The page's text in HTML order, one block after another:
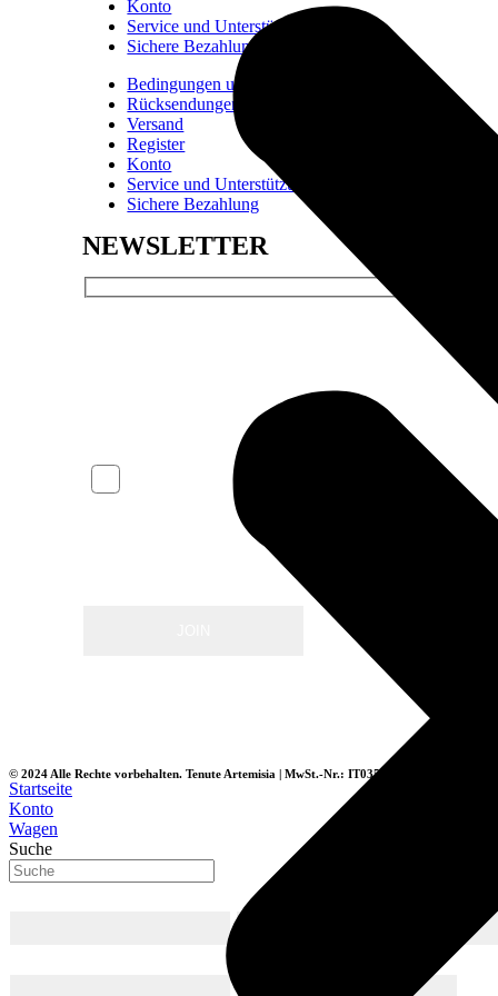
Konto
Service und Unterstützung
Sichere Bezahlung
Bedingungen und Konditionen
Rücksendungen und Erstattungen
Versand
Register
Konto
Service und Unterstützung
Sichere Bezahlung
NEWSLETTER
ICH AKZEPTIERE DIE
die Bedingungen der Datenschutzpolitik zu
© 2024 Alle Rechte vorbehalten. Tenute Artemisia | MwSt.-Nr.: IT03537740833
Startseite
Konto
Wagen
Suche